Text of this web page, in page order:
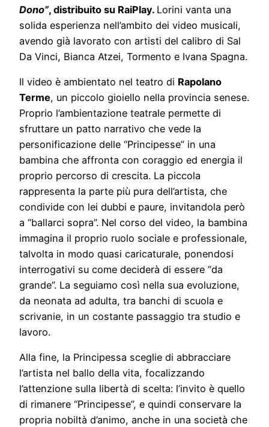
Dono”, distribuito su RaiPlay. Lorini vanta una
solida esperienza nell’ambito dei video musicali,
avendo già lavorato con artisti del calibro di Sal
Da Vinci, Bianca Atzei, Tormento e Ivana Spagna.
Il video è ambientato nel teatro di Rapolano
Terme, un piccolo gioiello nella provincia senese.
Proprio l’ambientazione teatrale permette di
sfruttare un patto narrativo che vede la
personificazione delle “Principesse” in una
bambina che affronta con coraggio ed energia il
proprio percorso di crescita. La piccola
rappresenta la parte più pura dell’artista, che
condivide con lei dubbi e paure, invitandola però
a “ballarci sopra”. Nel corso del video, la bambina
immagina il proprio ruolo sociale e professionale,
talvolta in modo quasi caricaturale, ponendosi
interrogativi su come deciderà di essere “da
grande”. La seguiamo così nella sua evoluzione,
da neonata ad adulta, tra banchi di scuola e
scrivanie, in un costante passaggio tra studio e
lavoro.
Alla fine, la Principessa sceglie di abbracciare
l’artista nel ballo della vita, focalizzando
l’attenzione sulla libertà di scelta: l’invito è quello
di rimanere “Principesse”, e quindi conservare la
propria nobiltà d’animo, anche in una società che